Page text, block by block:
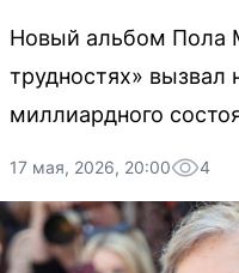
Новый альбом Пола
трудностях» вызвал
миллиардного
17 мая, 2026, 20:00 4